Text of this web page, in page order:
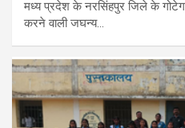
मध्य प्रदेश के नरसिंहपुर जिले के
करने वाली जघन्य…